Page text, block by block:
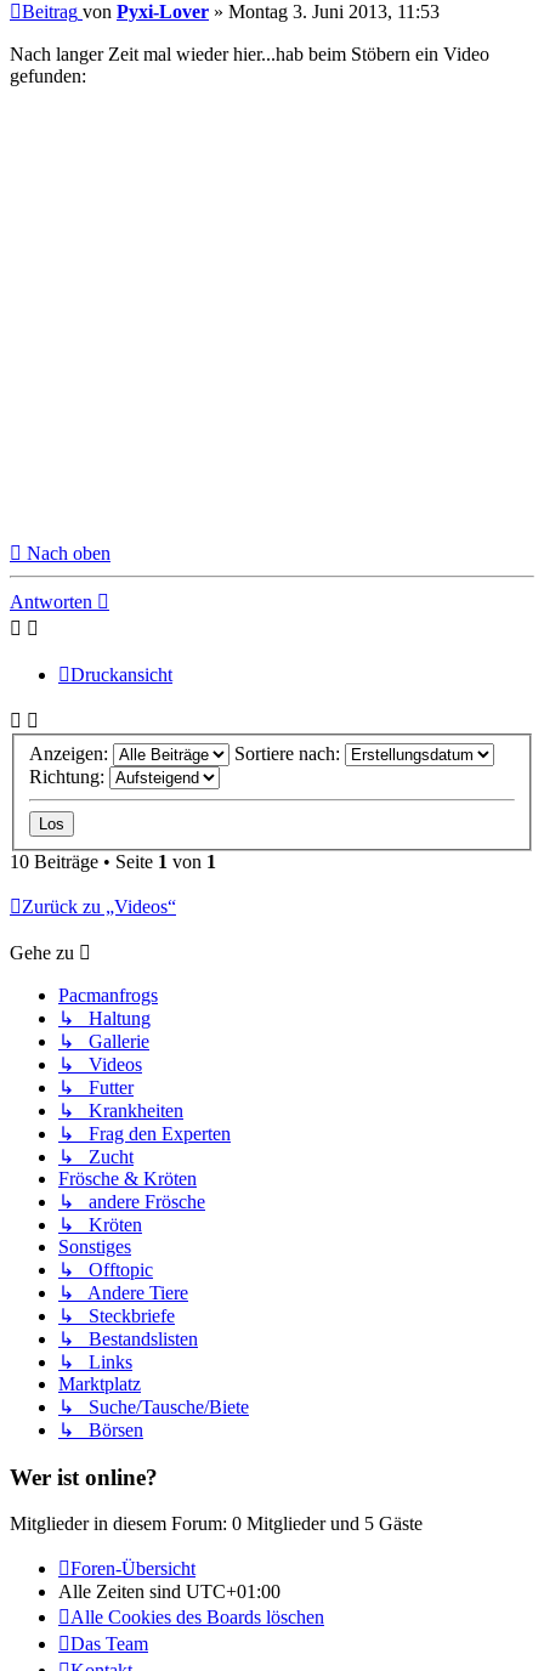
Beitrag von Pyxi-Lover » Montag 3. Juni 2013, 11:53
Nach langer Zeit mal wieder hier...hab beim Stöbern ein Video
gefunden:
Nach oben
Antworten
Druckansicht
Anzeigen:
Sortiere nach:
Richtung:
10 Beiträge • Seite 1 von 1
Zurück zu „Videos“
Gehe zu
Pacmanfrogs
↳ Haltung
↳ Gallerie
↳ Videos
↳ Futter
↳ Krankheiten
↳ Frag den Experten
↳ Zucht
Frösche & Kröten
↳ andere Frösche
↳ Kröten
Sonstiges
↳ Offtopic
↳ Andere Tiere
↳ Steckbriefe
↳ Bestandslisten
↳ Links
Marktplatz
↳ Suche/Tausche/Biete
↳ Börsen
Wer ist online?
Mitglieder in diesem Forum: 0 Mitglieder und 5 Gäste
Foren-Übersicht
Alle Zeiten sind UTC+01:00
Alle Cookies des Boards löschen
Das Team